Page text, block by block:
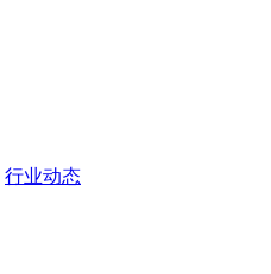
行业动态